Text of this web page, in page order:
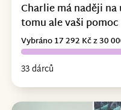
Charlie má naději
tomu ale vaši pomoc
33 dárců
Vybráno 17 292 Kč z 30